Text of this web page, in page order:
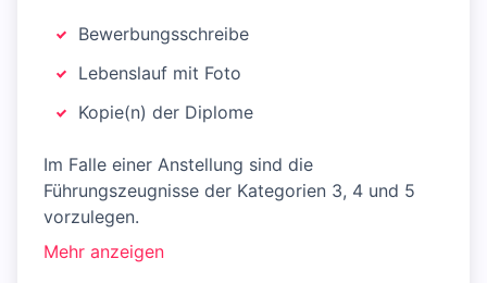
Bewerbungsschreibe
Lebenslauf mit Foto
Kopie(n) der Diplome
Im Falle einer Anstellung sind die
Führungszeugnisse der Kategorien 3, 4 und 5
vorzulegen.
Mehr anzeigen